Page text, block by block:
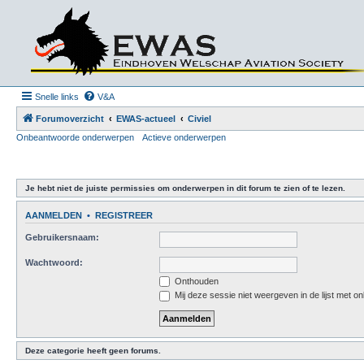
Snelle links V&A
Forumoverzicht EWAS-actueel
Civiel
Onbeantwoorde onderwerpen
Actieve onderwerpen
Je hebt niet de juiste permissies om onderwerpen in dit forum te zien of te lezen.
AANMELDEN • REGISTREER
Gebruikersnaam:
Wachtwoord:
Onthouden
Mij deze sessie niet weergeven in de lijst met
Deze categorie heeft geen forums.